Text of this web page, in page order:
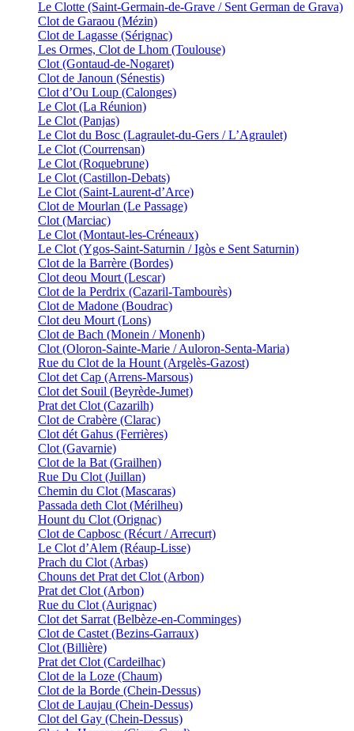
Le Clotte (Saint-Germain-de-Grave / Sent German de Grava)
Clot de Garaou (Mézin)
Clot de Lagasse (Sérignac)
Les Ormes, Clot de Lhom (Toulouse)
Clot (Gontaud-de-Nogaret)
Clot de Janoun (Sénestis)
Clot d’Ou Loup (Calonges)
Le Clot (La Réunion)
Le Clot (Panjas)
Le Clot du Bosc (Lagraulet-du-Gers / L’Agraulet)
Le Clot (Courrensan)
Le Clot (Roquebrune)
Le Clot (Castillon-Debats)
Le Clot (Saint-Laurent-d’Arce)
Clot de Mourlan (Le Passage)
Clot (Marciac)
Le Clot (Montaut-les-Créneaux)
Le Clot (Ygos-Saint-Saturnin / Igòs e Sent Saturnin)
Clot de la Barrère (Bordes)
Clot deou Mourt (Lescar)
Clot de la Perdrix (Cazaril-Tambourès)
Clot de Madone (Boudrac)
Clot deu Mourt (Lons)
Clot de Bach (Monein / Monenh)
Clot (Oloron-Sainte-Marie / Auloron-Senta-Maria)
Rue du Clot de la Hount (Argelès-Gazost)
Clot det Cap (Arrens-Marsous)
Clot det Souil (Beyrède-Jumet)
Prat det Clot (Cazarilh)
Clot de Crabère (Clarac)
Clot dét Gahus (Ferrières)
Clot (Gavarnie)
Clot de la Bat (Grailhen)
Rue Du Clot (Juillan)
Chemin du Clot (Mascaras)
Passada deth Clot (Mérilheu)
Hount du Clot (Orignac)
Clot de Capbosc (Récurt / Arrecurt)
Le Clot d’Alem (Réaup-Lisse)
Prach du Clot (Arbas)
Chouns det Prat det Clot (Arbon)
Prat det Clot (Arbon)
Rue du Clot (Aurignac)
Clot det Sarrat (Belbèze-en-Comminges)
Clot de Castet (Bezins-Garraux)
Clot (Billière)
Prat det Clot (Cardeilhac)
Clot de la Loze (Chaum)
Clot de la Borde (Chein-Dessus)
Clot de Laujau (Chein-Dessus)
Clot del Gay (Chein-Dessus)